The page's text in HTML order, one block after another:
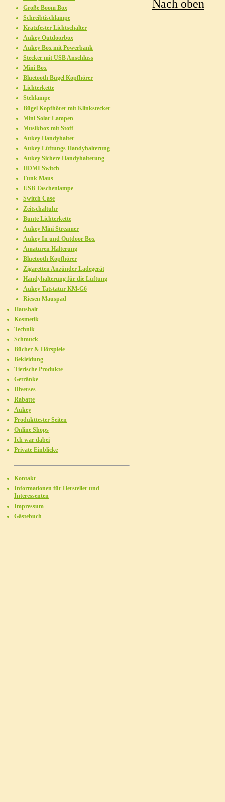
Nach oben
Große Boom Box
Schreibtischlampe
Kratzfester Lichtschalter
Aukey Outdoorbox
Aukey Box mit Powerbank
Stecker mit USB Anschluss
Mini Box
Bluetooth Bügel Kopfhörer
Lichterkette
Stehlampe
Bügel Kopfhörer mit Klinkstecker
Mini Solar Lampen
Musikbox mit Stoff
Aukey Handyhalter
Aukey Lüftungs Handyhalterung
Aukey Sichere Handyhalterung
HDMI Switch
Funk Maus
USB Taschenlampe
Switch Case
Zeitschaltuhr
Bunte Lichterkette
Aukey Mini Streamer
Aukey In und Outdoor Box
Amaturen Halterung
Bluetooth Kopfhörer
Zigaretten Anzünder Ladegerät
Handyhalterung für die Lüftung
Aukey Tatstatur KM-G6
Riesen Mauspad
Haushalt
Kosmetik
Technik
Schmuck
Bücher & Hörspiele
Bekleidung
Tierische Produkte
Getränke
Diverses
Rabatte
Aukey
Produkttester Seiten
Online Shops
Ich war dabei
Private Einblicke
Kontakt
Informationen für Hersteller und
Interessenten
Impressum
Gästebuch